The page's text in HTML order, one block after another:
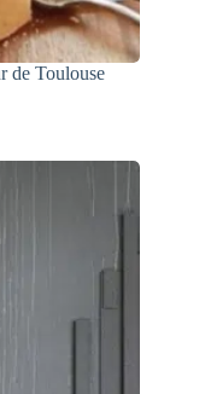
de Toulouse